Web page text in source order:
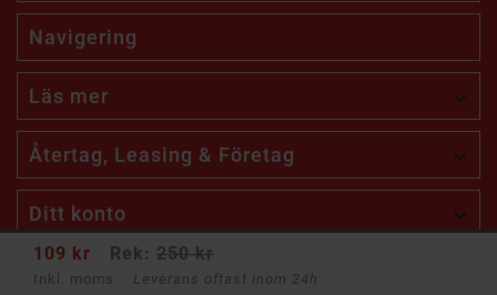
109 kr Rek: 250 kr
Inkl. moms Leverans oftast inom 24h
Navigering
Läs mer 
Återtag, Leasing & Företag 
Ditt konto 